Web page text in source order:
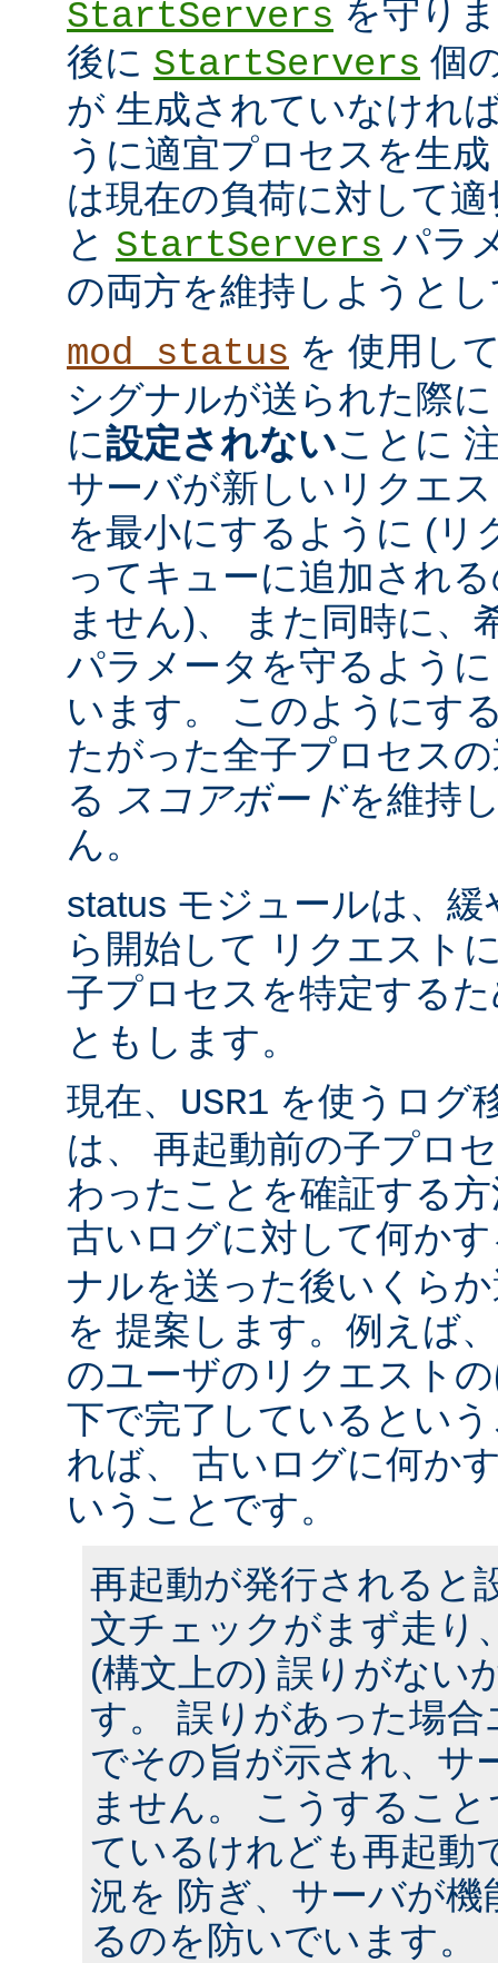
StartServers を守り
後に StartServers 個
が 生成されていなけれ
うに適宜プロセスを生
は現在の負荷に対して
と StartServers パラ
の両方を維持しようと
mod_status を 使用し
シグナルが送られた際
に設定されないことに
サーバが新しいリクエ
を最小にするように (リ
ってキューに追加され
ません)、 また同時に、
パラメータを守るよう
います。 このようにす
たがった全子プロセス
る スコアボードを維持
ん。
status モジュールは、
ら開始して リクエスト
子プロセスを特定する
ともします。
現在、 USR1 を使うログ
は、 再起動前の子プロ
わったことを確証する
古いログに対して何か
ナルを送った後いくら
を 提案します。例えば
のユーザのリクエスト
下で完了しているとい
れば、 古いログに何か
いうことです。
再起動が発行されると
文チェックがまず走り
(構文上の) 誤りがない
す。 誤りがあった場
でその旨が示され、サ
ません。 こうするこ
ているけれども再起動
況を 防ぎ、サーバが
るのを防いでいます。